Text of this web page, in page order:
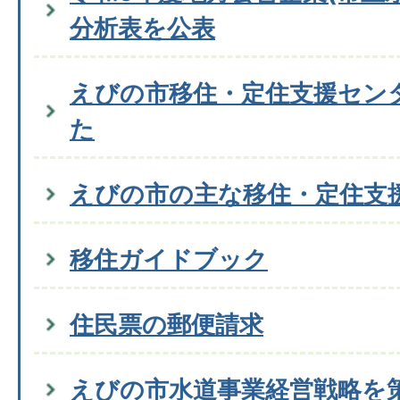
分析表を公表
えびの市移住・定住支援セン
た
えびの市の主な移住・定住支
移住ガイドブック
住民票の郵便請求
えびの市水道事業経営戦略を